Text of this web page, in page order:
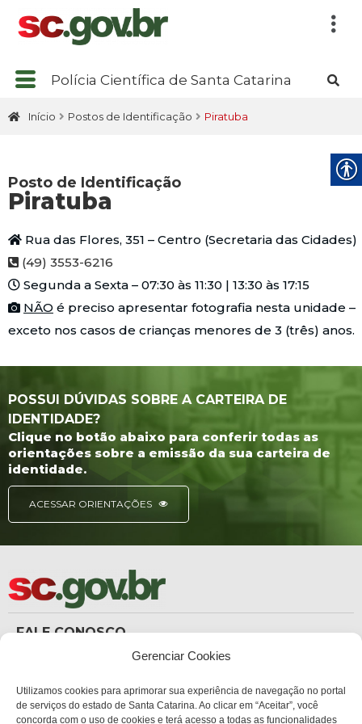
Gerenciar Cookies
Utilizamos cookies para aprimorar sua experiência de navegação no portal
de serviços do estado de Santa Catarina. Ao clicar em “Aceitar”, você
concorda com o uso de cookies e terá acesso a todas as funcionalidades
Polícia Científica de Santa Catarina
Início Postos de Identificação Piratuba
Posto de Identificação
Piratuba
Rua das Flores, 351 – Centro (Secretaria das Cidades)
(49) 3553-6216
Segunda a Sexta – 07:30 às 11:30 | 13:30 às 17:15
NÃO é preciso apresentar fotografia nesta unidade –
exceto nos casos de crianças menores de 3 (três) anos.
POSSUI DÚVIDAS SOBRE A CARTEIRA DE
IDENTIDADE?
Clique no botão abaixo para conferir todas as
orientações sobre a emissão da sua carteira de
identidade.
ACESSAR ORIENTAÇÕES
FALE CONOSCO
Carteira de Identidade
Ouvidoria
ouvidoria.sc.gov.br